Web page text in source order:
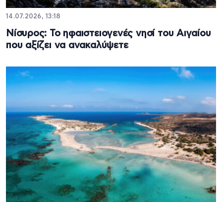
14.07.2026, 13:18
Νίσυρος: Το ηφαιστειογενές νησί του Αιγαίου
που αξίζει να ανακαλύψετε